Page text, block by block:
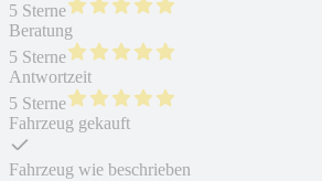
5 Sterne
Beratung
5 Sterne
Antwortzeit
5 Sterne
Fahrzeug gekauft
Fahrzeug wie beschrieben